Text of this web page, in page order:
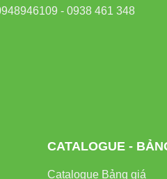
- 0938 461 348
CATALOGUE -
Catalogue Bảng giá